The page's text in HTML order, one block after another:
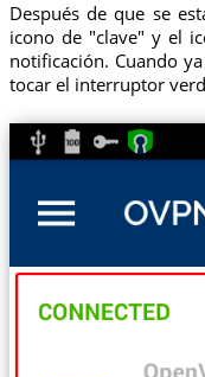
Después de que se
icono de "clave" y el
notificación. Cuando
tocar el interruptor